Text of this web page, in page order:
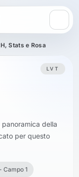
Stats e Rosa
LVT
della
per questo
Campo 1